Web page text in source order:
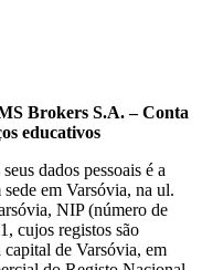
Brokers S.A. – Conta
educativos
dados pessoais é a
em Varsóvia, na ul.
NIP (número de
cujos registos são
de Varsóvia, em